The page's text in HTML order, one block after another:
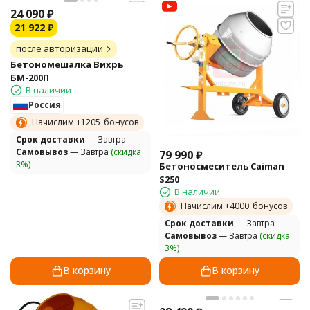
24 090₽
21 922 ₽
после авторизации
Бетономешалка Вихрь
БМ-200П
В наличии
Россия
Начислим +1205 бонусов
Cрок доставки — Завтра
Самовывоз— Завтра (скидка
3%)
В корзину
79 990₽
Бетоносмеситель Caiman
S250
В наличии
Начислим +4000 бонусов
Cрок доставки — Завтра
Самовывоз— Завтра (скидка
3%)
В корзину